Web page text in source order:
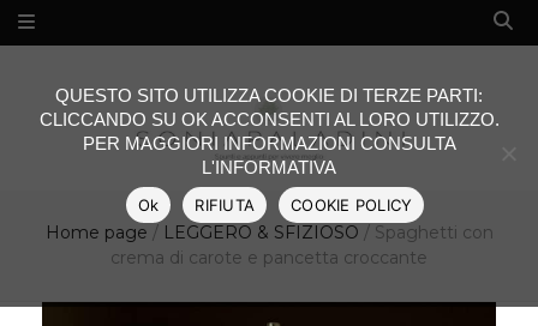
Home page / LEGGERO & SFIZIOSO / Spaghetti con
crema di carote e pancetta croccante
QUESTO SITO UTILIZZA COOKIE DI TERZE PARTI:
CLICCANDO SU OK ACCONSENTI AL LORO UTILIZZO.
PER MAGGIORI INFORMAZIONI CONSULTA
L'INFORMATIVA
Ok RIFIUTA COOKIE POLICY